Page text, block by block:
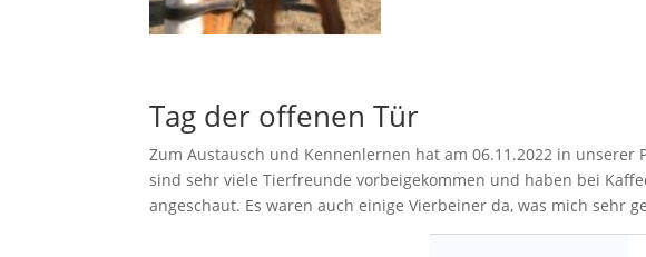
Tag der offenen Tür
Zum Austausch und Kennenlernen hat am 06.11.2022 in unserer
sind sehr viele Tierfreunde vorbeigekommen und haben bei
angeschaut. Es waren auch einige Vierbeiner da, was mich sehr